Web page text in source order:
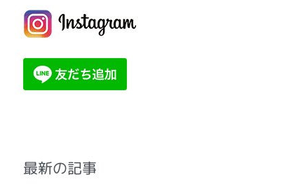
最新の記事